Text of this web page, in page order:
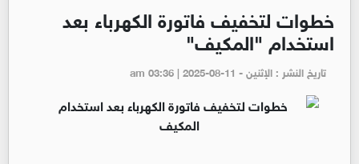
خطوات لتخفيف فاتورة الكهرباء بعد
استخدام "المكيف"
تاريخ النشر : الإثنين - am 03:36 | 2025-08-11